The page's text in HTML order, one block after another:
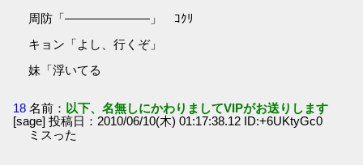
周防「―――――――」 ｺｸﾘ
キョン「よし、行くぞ」
妹「浮いてる
18 名前： 以下、名無しにかわりましてVIPがお送りします
[sage] 投稿日：2010/06/10(木) 01:17:38.12 ID:+6UKtyGc0
ミスった